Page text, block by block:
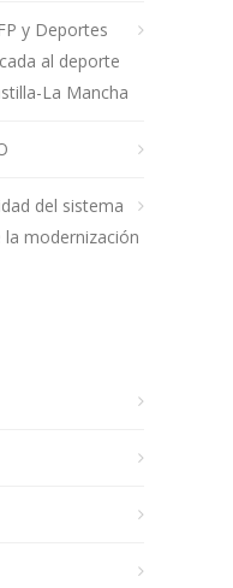
y Deportes
al deporte
La Mancha
del sistema
modernización